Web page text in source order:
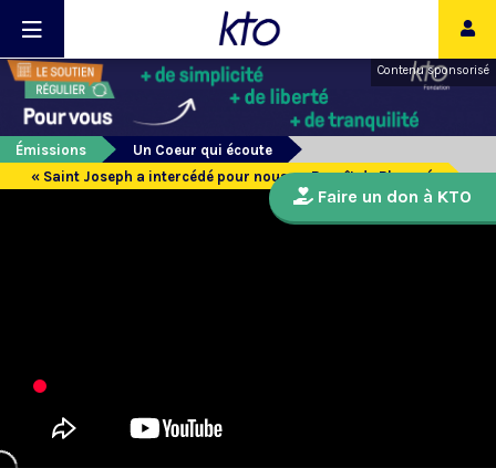
Contenu sponsorisé
Émissions
Un Coeur qui écoute
« Saint Joseph a intercédé pour nous » : Benoît de Blanpré
Faire un don à KTO